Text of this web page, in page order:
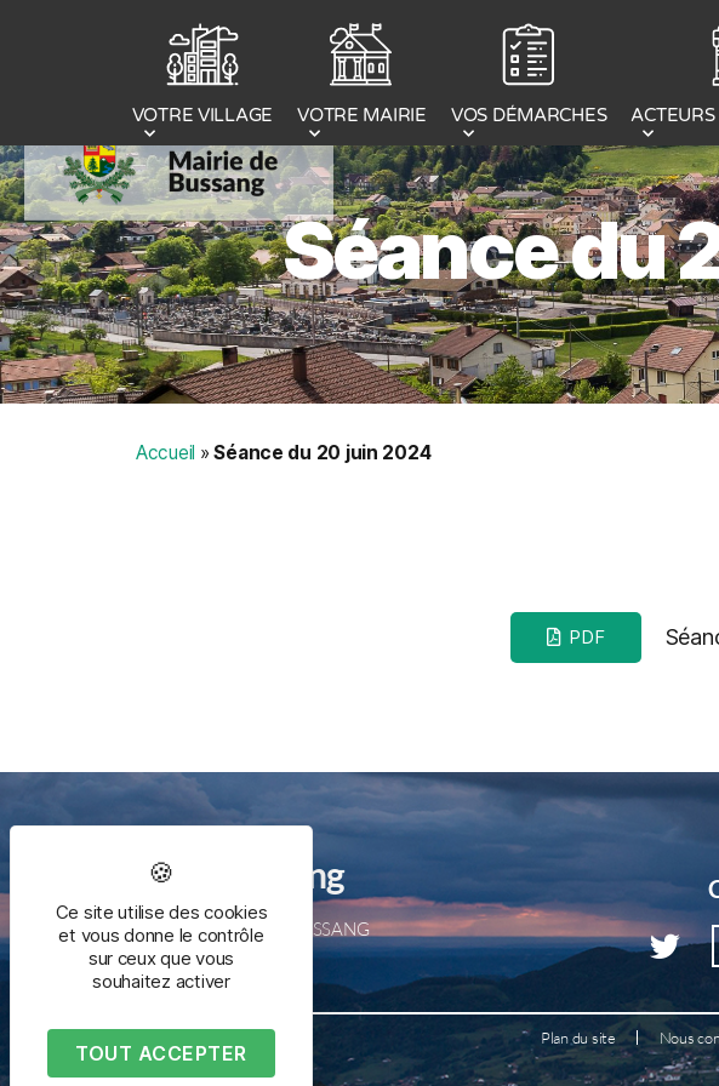
VOTRE VILLAGE VOTRE MAIRIE VOS DÉMARCHES
Séance du
Accueil »Séance du 20 juin 2024
PDF
Mairie de Bussang
2 place de la mairie – 88540 BUSSANG
Tél. 03 29 61 50 05
Plan du site Nous
Ce site utilise des cookies
et vous donne le contrôle
sur ceux que vous
souhaitez activer
TOUT ACCEPTER